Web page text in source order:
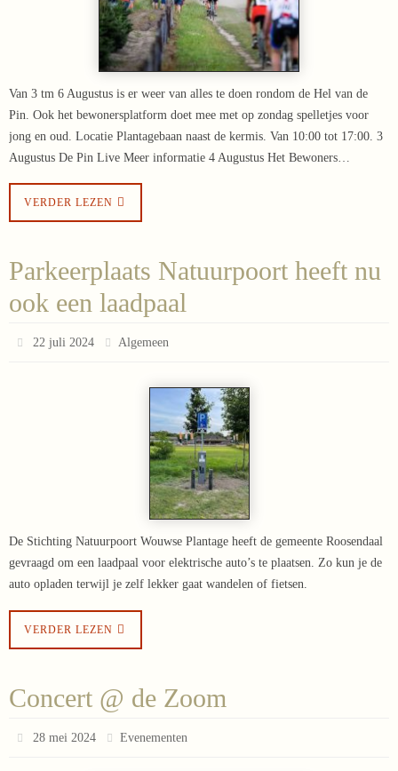
Van 3 tm 6 Augustus is er weer van alles te doen rondom de Hel van de
Pin. Ook het bewonersplatform doet mee met op zondag spelletjes voor
jong en oud. Locatie Plantagebaan naast de kermis. Van 10:00 tot 17:00. 3
Augustus De Pin Live Meer informatie 4 Augustus Het Bewoners…
VERDER LEZEN
Parkeerplaats Natuurpoort heeft nu
ook een laadpaal
22 juli 2024 Algemeen
De Stichting Natuurpoort Wouwse Plantage heeft de gemeente Roosendaal
gevraagd om een laadpaal voor elektrische auto’s te plaatsen. Zo kun je de
auto opladen terwijl je zelf lekker gaat wandelen of fietsen.
VERDER LEZEN
Concert @ de Zoom
28 mei 2024 Evenementen